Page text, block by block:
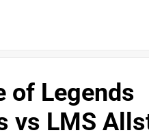
of Legends
vs LMS